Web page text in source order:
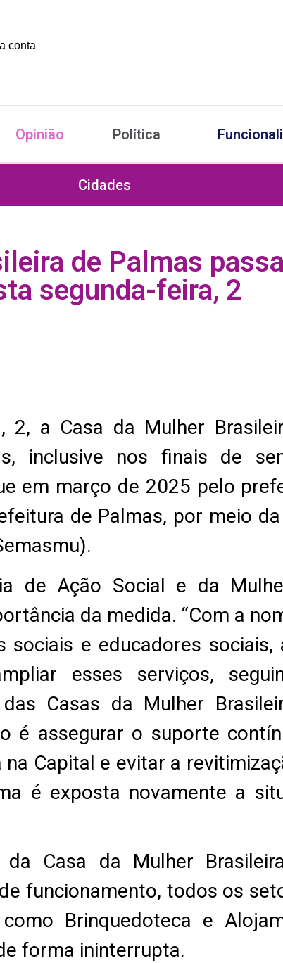
conta
Opinião Política
Cidades
de Palmas
segunda-feira, 2
2, a Casa da Mulher
inclusive nos finais de
em março de 2025 pelo
de Palmas, por meio
de Ação Social e da
da medida. “Com a
sociais e educadores
esses serviços,
Casas da Mulher
é assegurar o suporte
Capital e evitar a
é exposta novamente a
da Casa da Mulher
funcionamento, todos os
Brinquedoteca e
forma ininterrupta.